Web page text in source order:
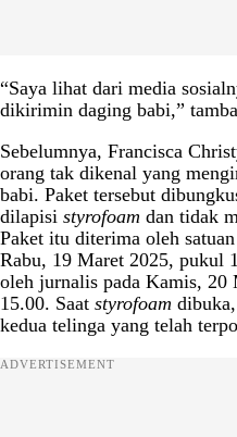
“Saya lihat dari media
dikirimin daging babi,”
Sebelumnya, Francisca
orang tak dikenal yang
babi. Paket tersebut
dilapisi styrofoam dan tidak
Paket itu diterima oleh
Rabu, 19 Maret 2025, pukul
oleh jurnalis pada Kamis, 20
15.00. Saat styrofoam
kedua telinga yang telah
ADVERTISEMENT